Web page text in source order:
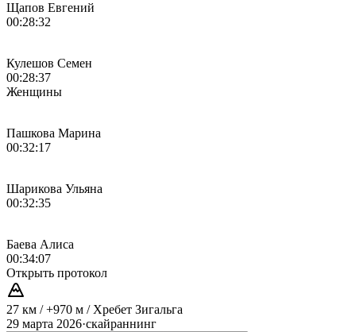
Щапов Евгений
00:28:32
Кулешов Семен
00:28:37
Женщины
Пашкова Марина
00:32:17
Шарикова Ульяна
00:32:35
Баева Алиса
00:34:07
Открыть протокол
27 км / +970 м / Хребет Зигальга
29 марта 2026·скайраннинг